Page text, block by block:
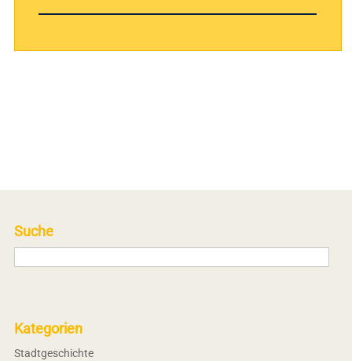
Suche
Kategorien
Stadtgeschichte